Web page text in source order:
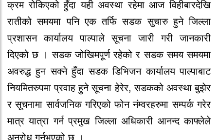
क्रम रोकिएको हुँदा यही अवस्था रहेमा आज विहीबारदेखि
रातीको समयमा पनि एक तर्फि सडक सुचारु हुने जिल्ला
प्रशासन कार्यालय पाल्पाले सूचना जारी गरी जानकारी
दिएको छ । सडक जोखिमपूर्ण रहेको र सडक समय समयमा
अवरुद्ध हुन सक्ने हुँदा सडक डिभिजन कार्यालय पाल्पाबाट
नियमितरुपमा प्रवाह हुने सूचना हेरेर, सडकको अवस्था बुझेर
र सूचनामा सार्वजनिक गरिएको फोन नंम्वरहरुमा सम्पर्क गरेर
मात्र यात्रा गर्न प्रमुख जिल्ला अधिकारी आनन्द काफ्लेले
अनुरोध गर्नुभएको छ ।